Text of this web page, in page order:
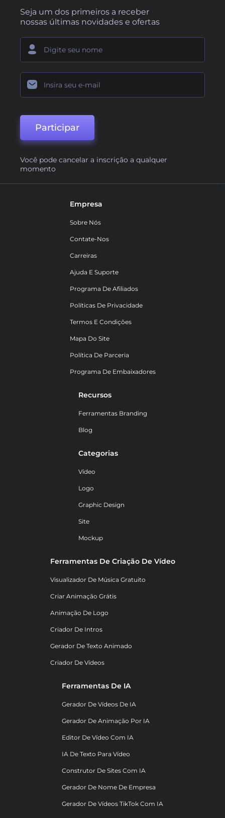
Seja um dos primeiros a receber
nossas últimas novidades e ofertas
Participar
Você pode cancelar a inscrição a qualquer
momento
Empresa
Sobre Nós
Contate-Nos
Carreiras
Ajuda E Suporte
Programa De Afiliados
Políticas De Privacidade
Termos E Condições
Mapa Do Site
Política De Parceria
Programa De Embaixadores
Recursos
Ferramentas Branding
Blog
Categorias
Vídeo
Logo
Graphic Design
Site
Mockup
Ferramentas De Criação De Vídeo
Visualizador De Música Gratuito
Criar Animação Grátis
Animação De Logo
Criador De Intros
Gerador De Texto Animado
Criador De Vídeos
Ferramentas De IA
Gerador De Vídeos De IA
Gerador De Animação Por IA
Editor De Vídeo Com IA
IA De Texto Para Vídeo
Construtor De Sites Com IA
Gerador De Nome De Empresa
Gerador De Vídeos TikTok Com IA